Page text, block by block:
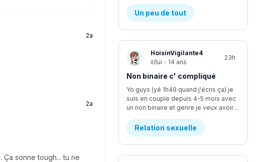
2a
2a
sonne tough... tu ne
Un peu de tout
HoisinVigilante4
il/lui · 14 ans
23h
Non binaire c' compliqué
Yo guys (yé 1h49 quand j'écris ça) je
suis en couple depuis 4-5 mois avec
un non binaire et genre je veux avoir des relations avec iel mais iel est pas sur d'être prêt, ça fait quelques temps qu'y commence à vouloir faire plus... L'affaire c que je me sens comme si je l'écoutais pas assez mais finalement je suis trop à l'écoute. Moi ça fait longtemps que je veux faire ma première fois avec iel, j'y est déjà pris les seins mais mtn iel veux plus, rendu la jsp kwa faire... J'y dit quoi pour lui demander pk iel veux plus me laisser les toucher?
Relation sexuelle